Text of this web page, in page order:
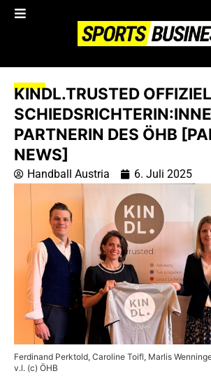
KINDL.TRUSTED
PARTNERIN DES ÖHB
NEWS]
Handball Austria 6. Juli 2025
Ferdinand Perktold, Caroline Toifl, Marlis
v.l. (c) ÖHB